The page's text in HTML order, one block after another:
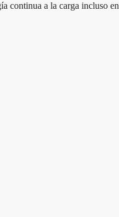
a la carga incluso